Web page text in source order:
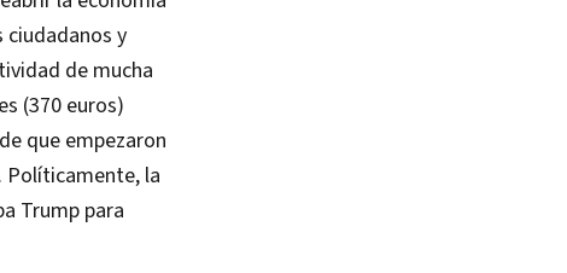
ciudadanos y
de mucha
(370 euros)
que empezaron
Políticamente, la
Trump para